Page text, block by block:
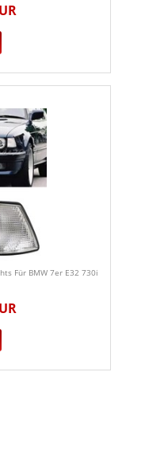
Für BMW 7er E32 730i